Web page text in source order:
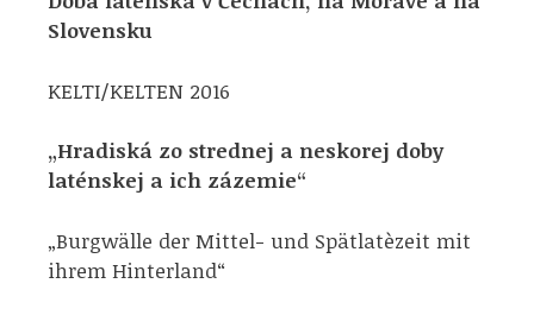
Slovensku
KELTI/KELTEN 2016
„Hradiská zo strednej a neskorej doby
laténskej a ich zázemie“
„Burgwälle der Mittel- und Spätlatèzeit mit
ihrem Hinterland“